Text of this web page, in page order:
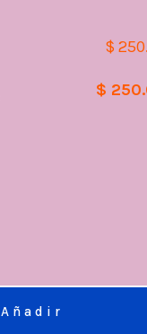
$
$
Añadir